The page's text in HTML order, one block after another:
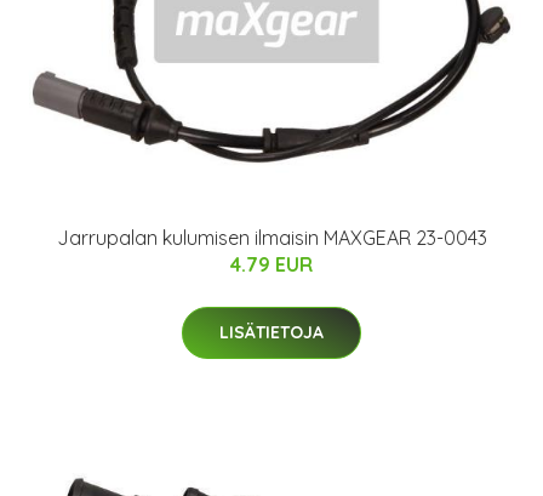
Jarrupalan kulumisen ilmaisin MAXGEAR 23-0043
4.79 EUR
LISÄTIETOJA